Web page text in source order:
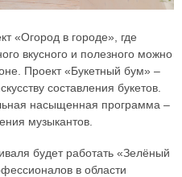
«Огород в городе», где
вкусного и полезного можно
Проект «Букетный бум» –
составления букетов.
насыщенная программа –
музыкантов.
будет работать «Зелёный
в области